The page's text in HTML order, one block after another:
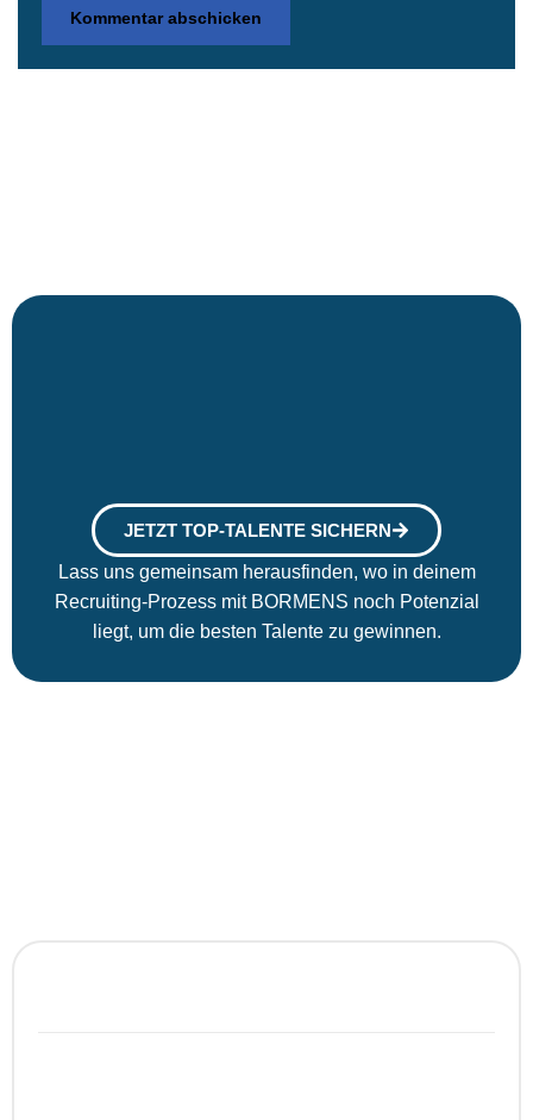
JETZT TOP-TALENTE SICHERN
Lass uns gemeinsam herausfinden, wo in deinem
Recruiting-Prozess mit BORMENS noch Potenzial
liegt, um die besten Talente zu gewinnen.